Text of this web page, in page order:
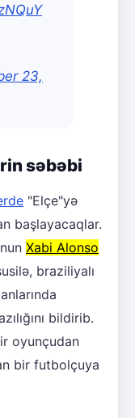
23,
səbəbi
"Elçe"yə
başlayacaqlar.
Xabi Alonso
braziliyalı
bildirib.
oyunçudan
bir futbolçuya